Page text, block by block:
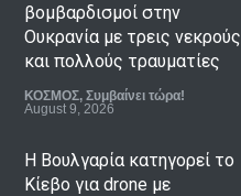
βομβαρδισμοί στην
Ουκρανία με τρεις νεκρούς
και πολλούς τραυματίες
ΚΟΣΜΟΣ, Συμβαίνει τώρα!
August 9, 2026
Η Βουλγαρία κατηγορεί το
Κίεβο για drone με